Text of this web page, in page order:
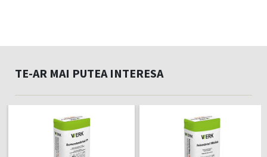
TE-AR MAI PUTEA INTERESA